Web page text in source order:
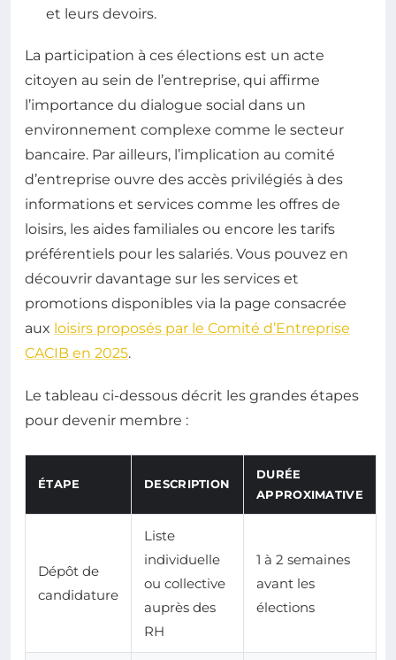
et leurs devoirs.
La participation à ces élections est un acte
citoyen au sein de l’entreprise, qui affirme
l’importance du dialogue social dans un
environnement complexe comme le secteur
bancaire. Par ailleurs, l’implication au comité
d’entreprise ouvre des accès privilégiés à des
informations et services comme les offres de
loisirs, les aides familiales ou encore les tarifs
préférentiels pour les salariés. Vous pouvez en
découvrir davantage sur les services et
promotions disponibles via la page consacrée
aux loisirs proposés par le Comité d’Entreprise
CACIB en 2025.
Le tableau ci-dessous décrit les grandes étapes
pour devenir membre :
ÉTAPE DESCRIPTION
DURÉE
APPROXIMATIVE
Dépôt de
candidature
Liste
individuelle
ou collective
auprès des
RH
1 à 2 semaines
avant les
élections